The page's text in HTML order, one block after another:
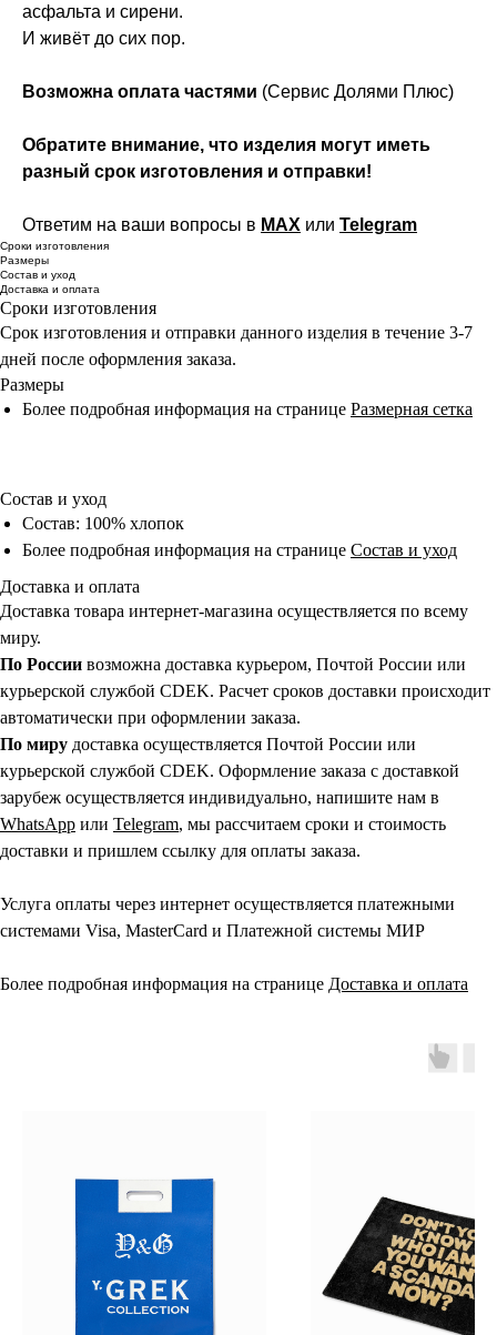
асфальта и сирени.
И живёт до сих пор.
Возможна оплата частями (Сервис Долями Плюс)
Обратите внимание, что изделия могут иметь
разный срок изготовления и отправки!
Ответим на ваши вопросы в MAX или Telegram
Сроки изготовления
Размеры
Состав и уход
Доставка и оплата
Сроки изготовления
Срок изготовления и отправки данного изделия в течение 3-7
дней после оформления заказа.
Размеры
Более подробная информация на странице Размерная сетка
Состав и уход
Состав: 100% хлопок
Более подробная информация на странице Состав и уход
Доставка и оплата
Доставка товара интернет-магазина осуществляется по всему
миру.
По России возможна доставка курьером, Почтой России или
курьерской службой CDEK. Расчет сроков доставки происходит
автоматически при оформлении заказа.
По миру доставка осуществляется Почтой России или
курьерской службой CDEK. Оформление заказа с доставкой
зарубеж осуществляется индивидуально, напишите нам в
WhatsApp или Telegram, мы рассчитаем сроки и стоимость
доставки и пришлем ссылку для оплаты заказа.
Услуга оплаты через интернет осуществляется платежными
системами Visa, MasterCard и Платежной системы МИР
Более подробная информация на странице Доставка и оплата